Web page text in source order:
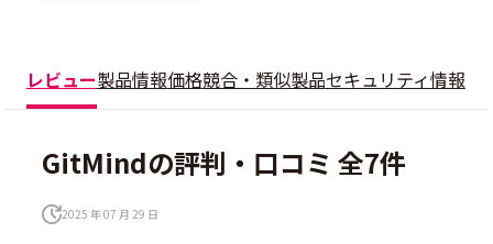
レビュー製品情報価格競合・類似製品セキュリティ情報
GitMindの評判・口コミ 全7件
2025 年 07 月 29 日